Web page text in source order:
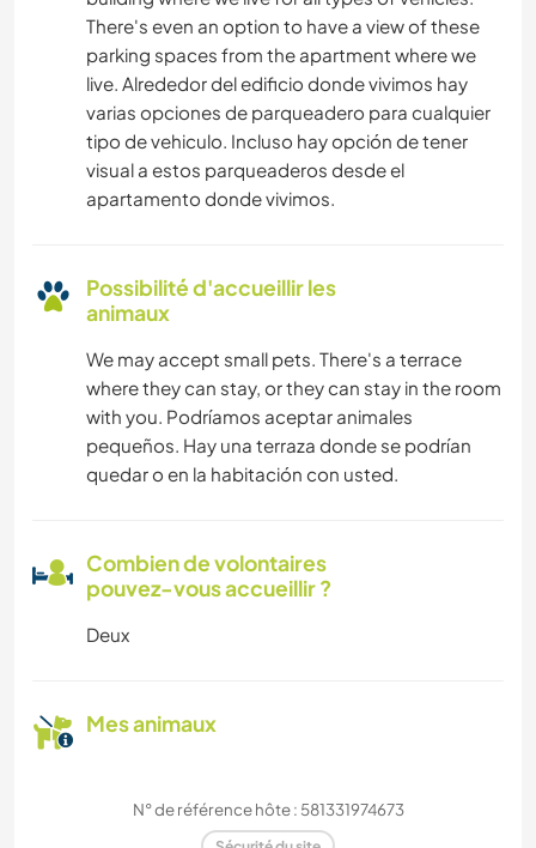
There's even an option to have a view of these
parking spaces from the apartment where we
live. Alrededor del edificio donde vivimos hay
varias opciones de parqueadero para cualquier
tipo de vehiculo. Incluso hay opción de tener
visual a estos parqueaderos desde el
apartamento donde vivimos.
Possibilité d'accueillir les
animaux
We may accept small pets. There's a terrace
where they can stay, or they can stay in the room
with you. Podríamos aceptar animales
pequeños. Hay una terraza donde se podrían
quedar o en la habitación con usted.
Combien de volontaires
pouvez-vous accueillir ?
Deux
Mes animaux
N° de référence hôte : 581331974673